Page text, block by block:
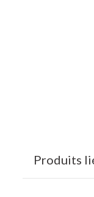
Produits